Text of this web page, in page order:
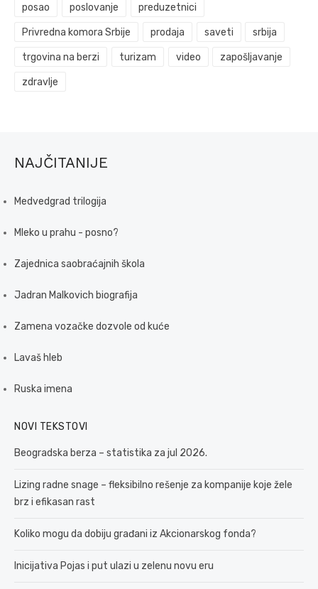
posao poslovanje preduzetnici
Privredna komora Srbije prodaja saveti srbija
trgovina na berzi turizam video zapošljavanje
zdravlje
NAJČITANIJE
Medvedgrad trilogija
Mleko u prahu - posno?
Zajednica saobraćajnih škola
Jadran Malkovich biografija
Zamena vozačke dozvole od kuće
Lavaš hleb
Ruska imena
NOVI TEKSTOVI
Beogradska berza – statistika za jul 2026.
Lizing radne snage – fleksibilno rešenje za kompanije koje žele
brz i efikasan rast
Koliko mogu da dobiju građani iz Akcionarskog fonda?
Inicijativa Pojas i put ulazi u zelenu novu eru